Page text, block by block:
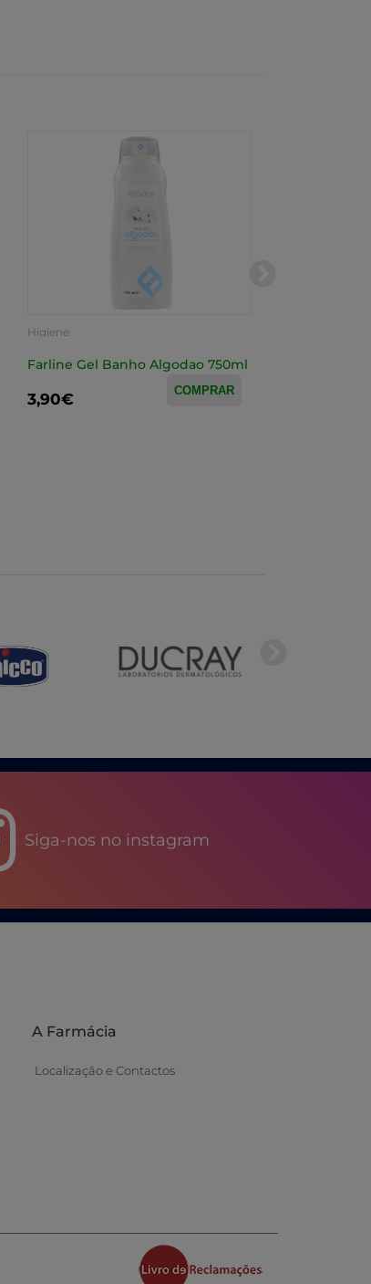
Higiene
Farline Gel Banho Algodao 750ml
3,90€ COMPRAR
Siga-nos no instagram
A Farmácia
Localização e Contactos